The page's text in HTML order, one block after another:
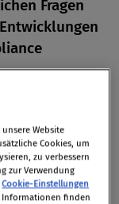
Fragen
Website
Cookies, um
zu verbessern
zur Verwendung
Cookie-Einstellungen
Informationen finden